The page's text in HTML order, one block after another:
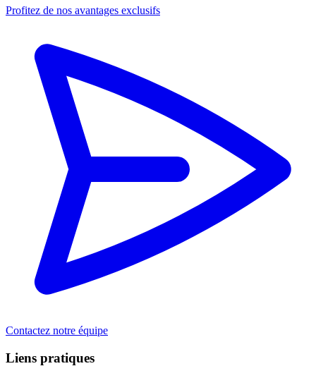
Profitez de nos avantages exclusifs
Contactez notre équipe
Liens pratiques